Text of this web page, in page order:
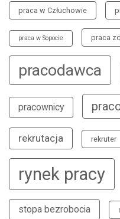
praca w Człuchowie
praca w Sopocie praca
pracodawca
pracownicy
rekrutacja rekruter
rynek pracy
stopa bezrobocia